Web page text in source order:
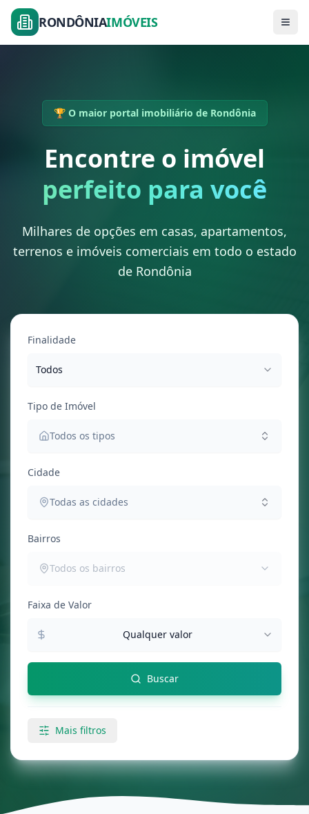
RONDÔNIAIMÓVEIS
🏆 O maior portal imobiliário de Rondônia
Encontre o imóvel
perfeito para você
Milhares de opções em casas, apartamentos,
terrenos e imóveis comerciais em todo o estado
de Rondônia
Finalidade
Todos
Tipo de Imóvel
Todos os tipos
Cidade
Todas as cidades
Bairros
Todos os bairros
Faixa de Valor
Qualquer valor
Buscar
Mais filtros